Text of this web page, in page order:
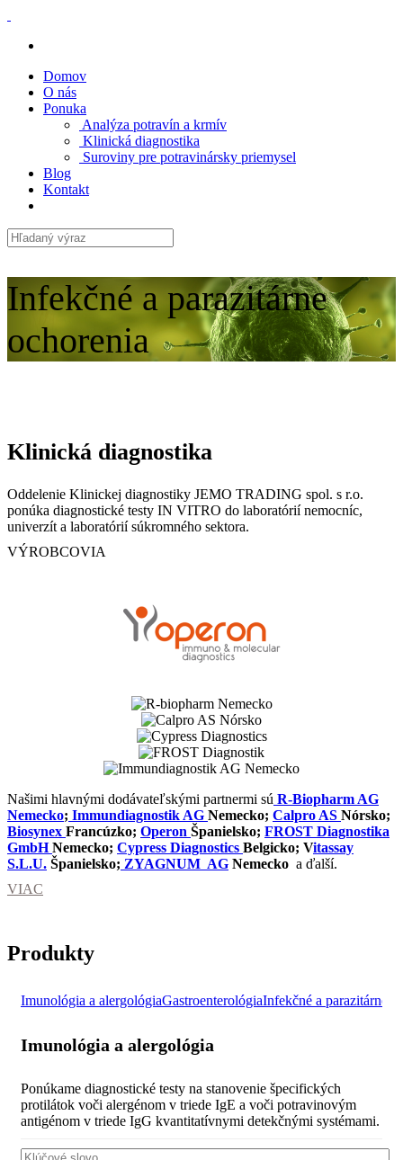
Domov
O nás
Ponuka
Analýza potravín a krmív
Klinická diagnostika
Suroviny pre potravinársky priemysel
Blog
Kontakt
Infekčné a parazitárne
ochorenia
Klinická diagnostika
Oddelenie Klinickej diagnostiky JEMO TRADING spol. s r.o.
ponúka diagnostické testy IN VITRO do laboratórií nemocníc,
univerzít a laboratórií súkromného sektora.
VÝROBCOVIA
Našimi hlavnými dodávateľskými partnermi sú R-Biopharm AG
Nemecko; Immundiagnostik AG Nemecko; Calpro AS Nórsko;
Biosynex Francúzko; Operon Španielsko; FROST Diagnostika
GmbHNemecko; Cypress Diagnostics Belgicko; Vitassay
S.L.U. Španielsko; ZYAGNUM AG Nemecko a ďalší.
VIAC
Produkty
Imunológia a alergológiaGastroenterológiaInfekčné a parazitárne
Imunológia a alergológia
Ponúkame diagnostické testy na stanovenie špecifických
protilátok voči alergénom v triede IgE a voči potravinovým
antigénom v triede IgG kvantitatívnymi detekčnými systémami.